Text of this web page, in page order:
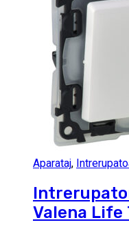
Aparataj,
Valena Life